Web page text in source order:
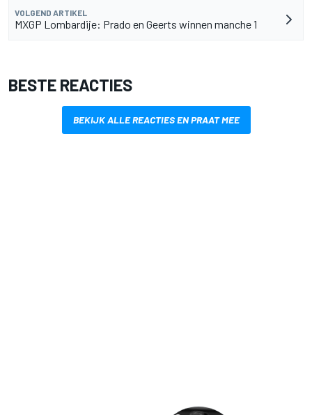
VOLGEND ARTIKEL
MXGP Lombardije: Prado en Geerts winnen manche 1
BESTE REACTIES
BEKIJK ALLE REACTIES EN PRAAT MEE